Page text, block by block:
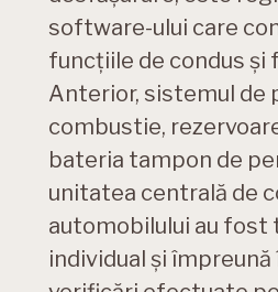
software-ului care
funcţiile de condus şi
Anterior, sistemul de
combustie,
bateria tampon de
unitatea centrală de
automobilului au
individual şi împreună